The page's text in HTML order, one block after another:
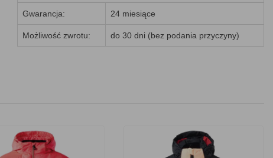
Gwarancja: 24 miesiące
Możliwość zwrotu: do 30 dni (bez podania przyczyny)